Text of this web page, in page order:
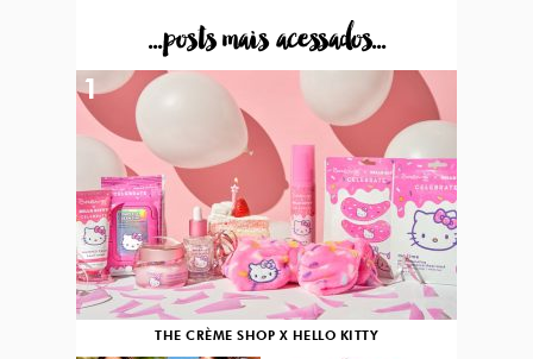
...posts mais acessados...
THE CRÈME SHOP X HELLO KITTY
1